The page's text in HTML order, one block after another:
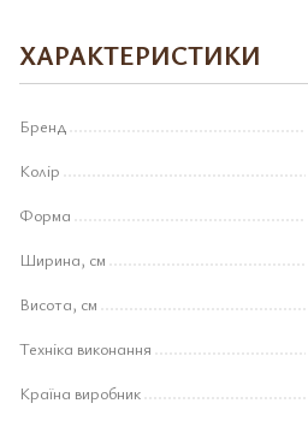
ХАРАКТЕРИСТИКИ
Бренд
Колір
Форма
Ширина, см
Висота, см
Техніка виконання
Країна виробник